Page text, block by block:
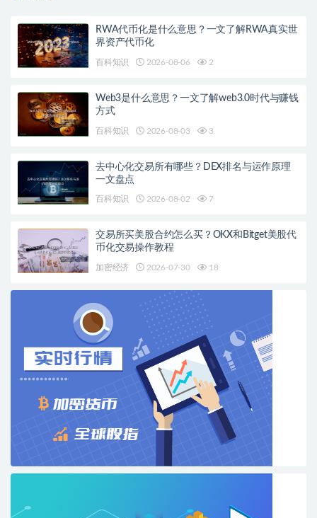
RWA代币化是什么意思？一文了解RWA真实世
界资产代币化
百科知识 2026-08-06 2
Web3是什么意思？一文了解web3.0时代与赚钱
方式
百科知识 2026-08-03 3
去中心化交易所有哪些？DEX排名与运作原理
一文盘点
百科知识 2026-08-02 7
交易所买美股合约怎么买？OKX和Bitget美股代
币化交易操作教程
加密经济 2026-07-30 18